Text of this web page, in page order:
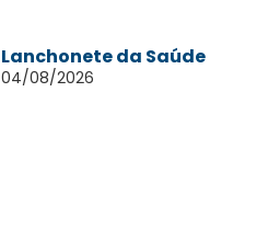
Lanchonete da Saúde
04/08/2026